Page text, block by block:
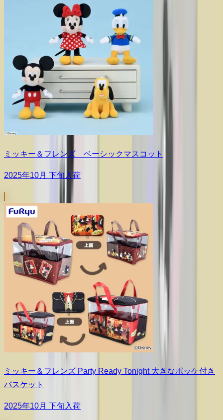
ミッキー＆フレンズ ベーシックマスコット
2025年10月 下旬入荷
ミッキー＆フレンズ Party Ready Tonight 大きなポッケ付き
バスケット
2025年10月 下旬入荷